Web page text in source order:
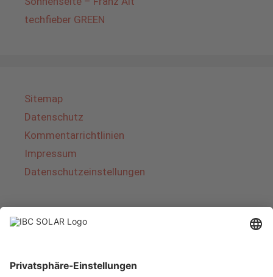
techfieber GREEN
Sitemap
Datenschutz
Kommentarrichtlinien
Impressum
Datenschutzeinstellungen
Über IBC SOLAR
von Energielösungen und Dienstleistungen im